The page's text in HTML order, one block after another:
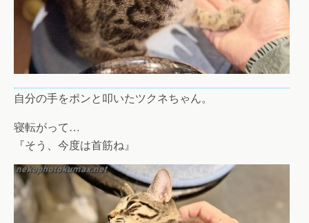
自分の手をポンと叩いたツクネちゃん。
寝転がって…
『そう、今度は首筋ね』